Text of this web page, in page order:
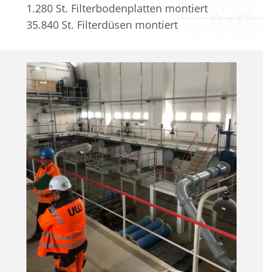
1.280 St. Filterbodenplatten montiert
35.840 St. Filterdüsen montiert